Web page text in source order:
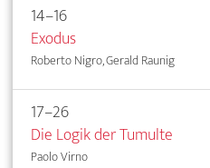
14–16
Exodus
Roberto Nigro, Gerald Raunig
17–26
Die Logik der Tumulte
Paolo Virno